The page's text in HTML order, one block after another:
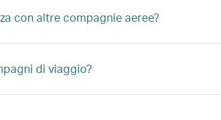
con altre compagnie aeree?
di viaggio?